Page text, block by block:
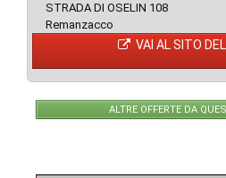
STRADA DI OSELIN 108
Remanzacco
VAI AL SITO
ALTRE OFFERTE DA